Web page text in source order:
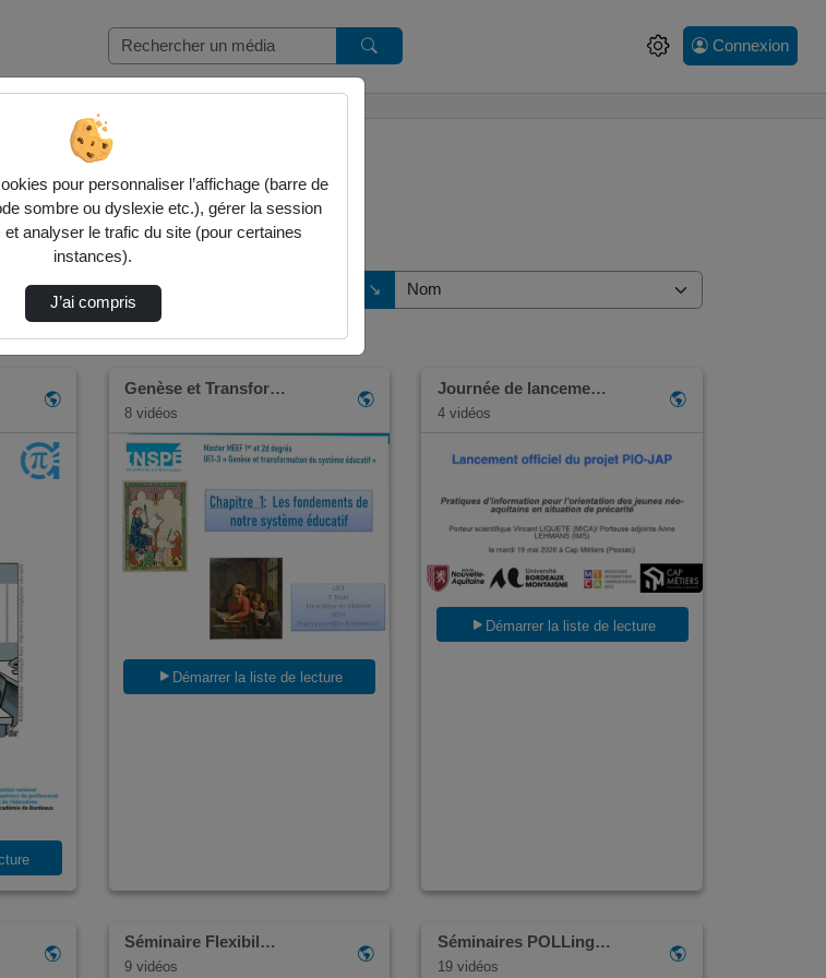
Connexion
↘
Direction de tri
Genèse et Transfor…
8 vidéos
Démarrer la liste de lecture
Journée de lanceme…
4 vidéos
Démarrer la liste de lecture
Séminaire Flexibil…
9 vidéos
Séminaires POLLing…
19 vidéos
pour personnaliser l’affichage (barre de
sombre ou dyslexie etc.), gérer la session
et analyser le trafic du site (pour certaines
instances).
J’ai compris